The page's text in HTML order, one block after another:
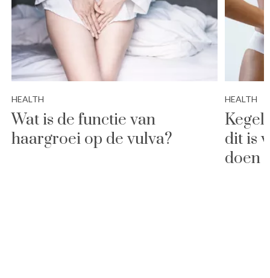
HEALTH
Wat is de functie van
haargroei op de vulva?
HEALTH
dit is
doen